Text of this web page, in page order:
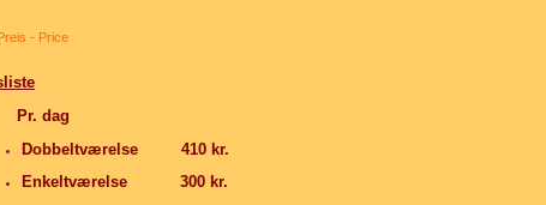
- Price
Pr. dag
Dobbeltværelse 410 kr.
Enkeltværelse 300 kr.